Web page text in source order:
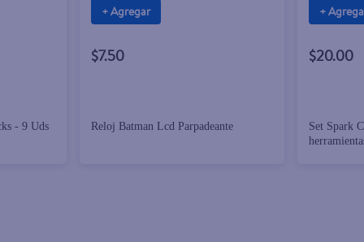
- 9 Uds
+ Agregar
$7.50
Reloj Batman Lcd Parpadeante
+
$20.00
Set Spark